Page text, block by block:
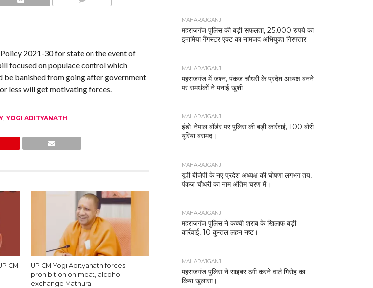
2021-30 for state on the event of
focused on populace control which
be banished from going after government
less will get motivating forces.
, YOGI ADITYANATH
CM
UP CM Yogi Adityanath forces
prohibition on meat, alcohol
exchange Mathura
MAHARAJGANJ
महराजगंज पुलिस की बड़ी सफलता, 25,000 रुपये का
इनामिया गैंगस्टर एक्ट का नामजद अभियुक्त गिरफ्तार
MAHARAJGANJ
महराजगंज में जश्न, पंकज चौधरी के प्रदेश अध्यक्ष बनने
पर समर्थकों ने मनाई खुशी
MAHARAJGANJ
इंडो-नेपाल बॉर्डर पर पुलिस की बड़ी कार्रवाई, 100 बोरी
यूरिया बरामद।
MAHARAJGANJ
यूपी बीजेपी के नए प्रदेश अध्यक्ष की घोषणा लगभग तय,
पंकज चौधरी का नाम अंतिम चरण में।
MAHARAJGANJ
महराजगंज पुलिस ने कच्ची शराब के खिलाफ बड़ी
कार्रवाई, 10 कुन्तल लहन नष्ट।
MAHARAJGANJ
महराजगंज पुलिस ने साइबर ठगी करने वाले गिरोह का
किया खुलासा।